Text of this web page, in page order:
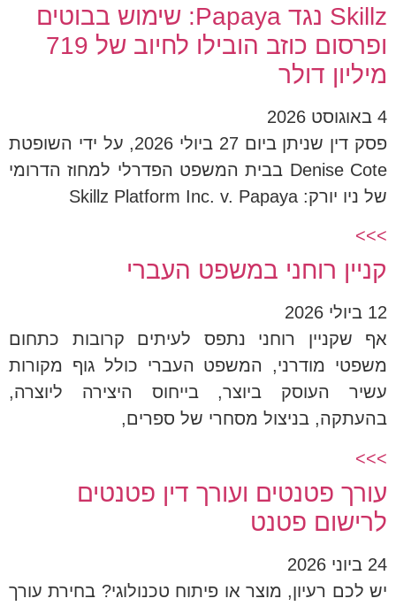
Skillz נגד Papaya: שימוש בבוטים
ופרסום כוזב הובילו לחיוב של 719
מיליון דולר
4 באוגוסט 2026
פסק דין שניתן ביום 27 ביולי 2026, על ידי השופטת
Denise Cote בבית המשפט הפדרלי למחוז הדרומי
של ניו יורק: Skillz Platform Inc. v. Papaya
>>>
קניין רוחני במשפט העברי
12 ביולי 2026
אף שקניין רוחני נתפס לעיתים קרובות כתחום
משפטי מודרני, המשפט העברי כולל גוף מקורות
עשיר העוסק ביוצר, בייחוס היצירה ליוצרה,
בהעתקה, בניצול מסחרי של ספרים,
>>>
עורך פטנטים ועורך דין פטנטים
לרישום פטנט
24 ביוני 2026
יש לכם רעיון, מוצר או פיתוח טכנולוגי? בחירת עורך